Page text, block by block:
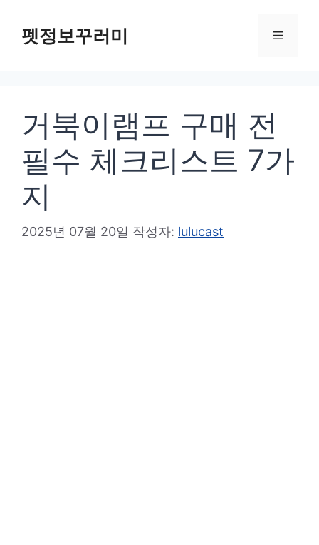
펫정보꾸러미 메
거북이램프 구매 전
필수 체크리스트 7가
지
2025년 07월 20일 작성자: lulucast